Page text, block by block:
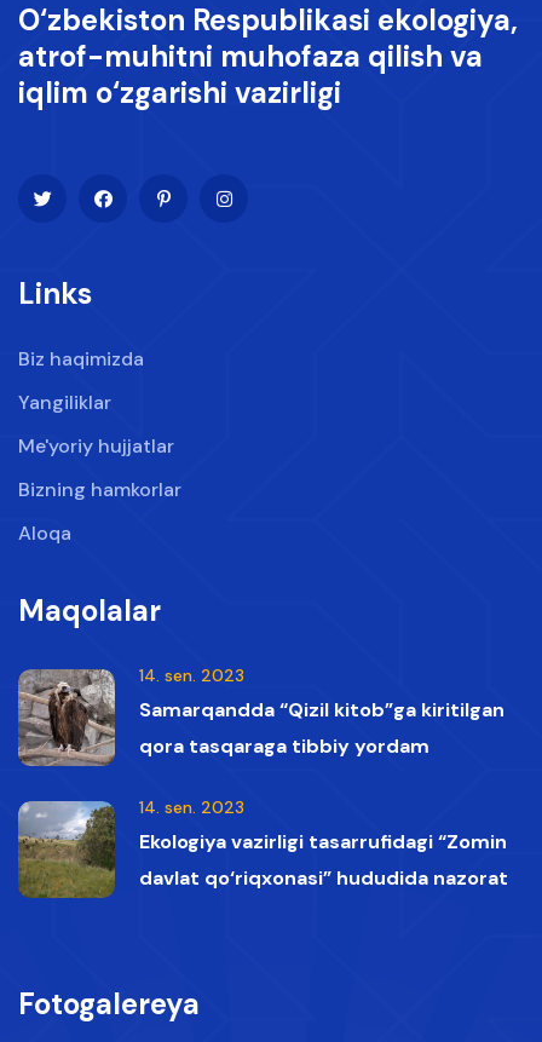
O‘zbekiston Respublikasi ekologiya,
atrof-muhitni muhofaza qilish va
iqlim o‘zgarishi vazirligi
Links
Biz haqimizda
Yangiliklar
Me'yoriy hujjatlar
Bizning hamkorlar
Aloqa
Maqolalar
14. sen. 2023
Samarqandda “Qizil kitob”ga kiritilgan
qora tasqaraga tibbiy yordam
14. sen. 2023
Ekologiya vazirligi tasarrufidagi “Zomin
davlat qo‘riqxonasi” hududida nazorat
Fotogalereya